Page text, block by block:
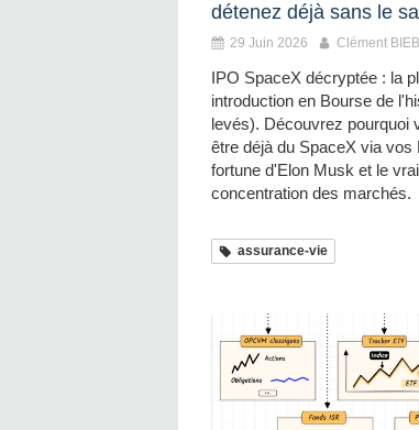
détenez déjà sans le
29 Juin 2026 Clément
IPO SpaceX décryptée : la
introduction en Bourse de
levés). Découvrez pourquoi
être déjà du SpaceX via vos
fortune d'Elon Musk et le
concentration des marchés.
assurance-vie